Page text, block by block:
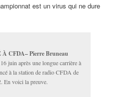
est un virus qui ne dure
À CFDA– Pierre Bruneau
juin après une longue carrière à
à la station de radio CFDA de
En voici la preuve.